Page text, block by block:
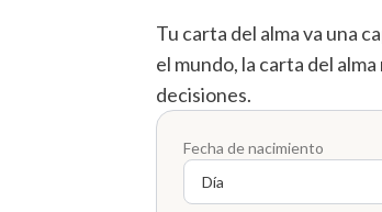
Tu carta del alma va una
el mundo, la carta del
decisiones.
Fecha de nacimiento